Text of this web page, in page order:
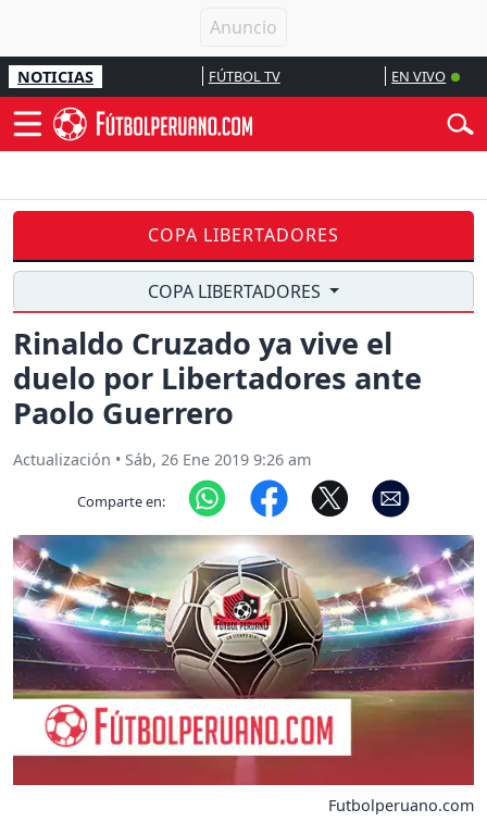
NOTICIAS FÚTBOL TV EN VIVO
COPA LIBERTADORES
COPA LIBERTADORES
Rinaldo Cruzado ya vive el
duelo por Libertadores ante
Paolo Guerrero
Actualización • Sáb, 26 Ene 2019 9:26 am
Comparte en:
Futbolperuano.com